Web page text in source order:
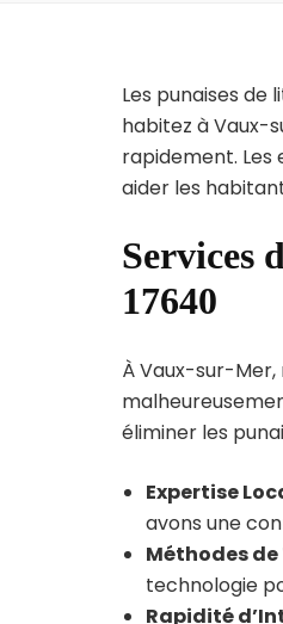
Les punaises de
habitez à Vaux-
rapidement.
aider les
Services
17640
À Vaux-sur-Mer,
éliminer les
Expertise
avons une
Méthodes
technologie
Rapidité